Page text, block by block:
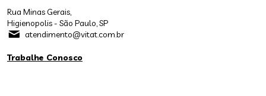
Rua Minas Gerais,
Higienopolis - São Paulo, SP
atendimento@vitat.com.br
Trabalhe Conosco